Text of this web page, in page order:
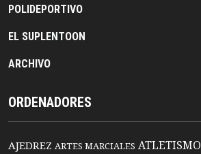
POLIDEPORTIVO
EL SUPLENTOON
ARCHIVO
ORDENADORES
AJEDREZ ARTES MARCIALES ATLETISMO